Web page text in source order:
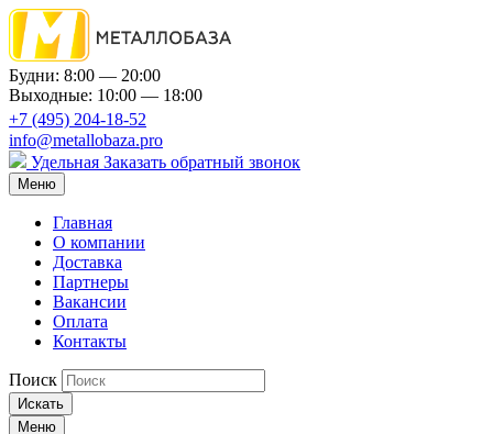
Будни: 8:00 — 20:00
Выходные: 10:00 — 18:00
+7 (495) 204-18-52
info@metallobaza.pro
Удельная Заказать обратный звонок
Меню
Главная
О компании
Доставка
Партнеры
Вакансии
Оплата
Контакты
Поиск
Искать
Меню